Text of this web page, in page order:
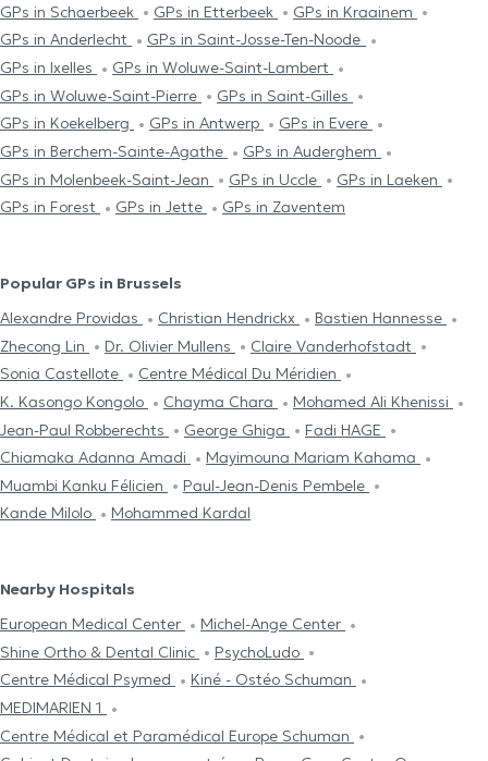
GPs in Schaerbeek
GPs in Etterbeek
GPs in Kraainem
GPs in Anderlecht
GPs in Saint-Josse-Ten-Noode
GPs in Ixelles
GPs in Woluwe-Saint-Lambert
GPs in Woluwe-Saint-Pierre
GPs in Saint-Gilles
GPs in Koekelberg
GPs in Antwerp
GPs in Evere
GPs in Berchem-Sainte-Agathe
GPs in Auderghem
GPs in Molenbeek-Saint-Jean
GPs in Uccle
GPs in Laeken
GPs in Forest
GPs in Jette GPs in Zaventem
Popular GPs in Brussels
Alexandre Providas
Christian Hendrickx
Bastien Hannesse
Zhecong Lin
Dr. Olivier Mullens
Claire Vanderhofstadt
Sonia Castellote
Centre Médical Du Méridien
K. Kasongo Kongolo
Chayma Chara
Mohamed Ali Khenissi
Jean-Paul Robberechts
George Ghiga
Fadi HAGE
Chiamaka Adanna Amadi
Mayimouna Mariam Kahama
Muambi Kanku Félicien
Paul-Jean-Denis Pembele
Kande Milolo
Mohammed Kardal
Nearby Hospitals
European Medical Center
Michel-Ange Center
Shine Ortho & Dental Clinic
PsychoLudo
Centre Médical Psymed
Kiné - Ostéo Schuman
MEDIMARIEN 1
Centre Médical et Paramédical Europe Schuman